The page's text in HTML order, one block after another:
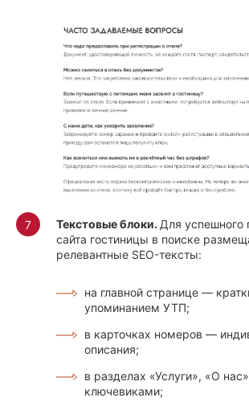
Текстовые блоки. Для успешного
сайта гостиницы в поиске
релевантные SEO-тексты:
на главной странице —
упоминанием УТП;
в карточках номеров —
описания;
в разделах «Услуги», «О
ключевиками;